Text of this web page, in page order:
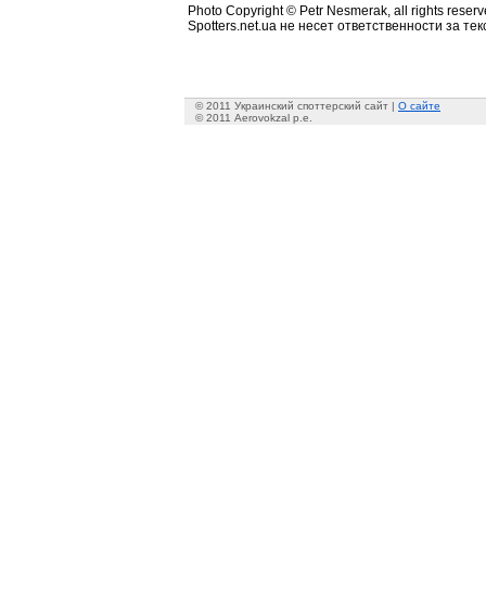
Photo Copyright © Petr Nesmerak, all rights
Spotters.net.ua не несет ответственности за
© 2011 Украинский споттерский сайт | О сайте
© 2011 Aerovokzal p.e.